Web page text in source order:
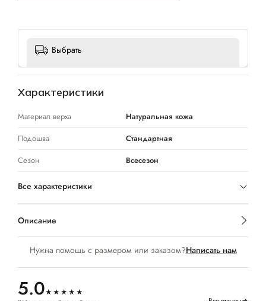
Выбрать
Нужна помощь с размером или заказом?Написать нам
5.0★★★★★
Характеристики
Материал верха
Натуральная кожа
Подошва
Стандартная
Сезон
Всесезон
Все характеристики
Описание